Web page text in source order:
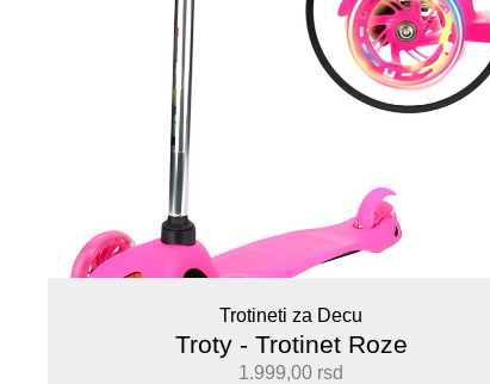
Trotineti za Decu
Troty - Trotinet Roze
1.999,00 rsd